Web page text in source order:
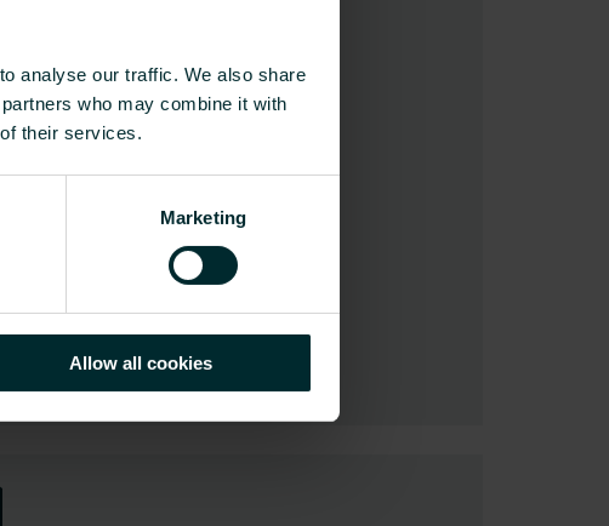
analyse our traffic. We also share
who may combine it with
their services.
Marketing
Allow all cookies